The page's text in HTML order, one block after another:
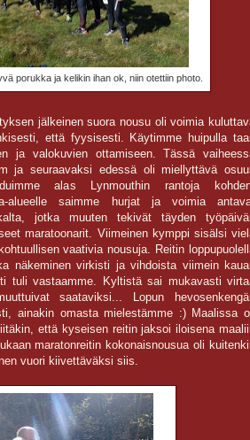
porukka ja kelikin ihan ok, niin otettiin photo.
jälkeinen suora nousu oli voimia
että fyysisesti. Käytimme huipulla
ja valokuvien ottamiseen. Tässä
ja seuraavaksi edessä oli miellyttävä
alas Lynmouthin rantoja
alueelle saimme hurjat ja voimia
jotka muuten tekivät täyden
maratoonarit. Viimeinen kymppi sisälsi
vaativia nousuja. Reitin
näkeminen virkisti ja vihdoista viimein
tuli vastaamme. Kyltistä sai mukavasti
saataviksi... Lopun
ainakin omasta mielestämme :) Maalissa
että kyseisen reitin jaksoi iloisena
maratonreitin kokonaisnousua oli
vuori kiivettäväksi siis.